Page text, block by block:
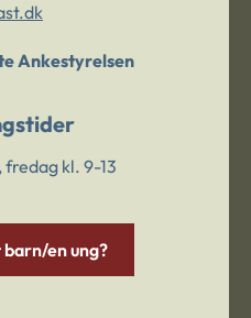
Ankestyrelsen
kl. 9-13
en ung?